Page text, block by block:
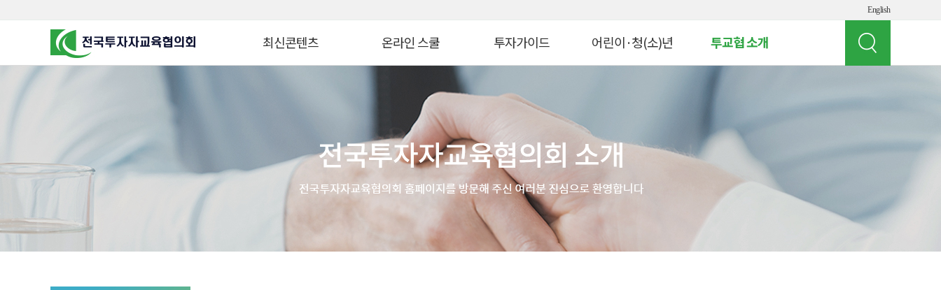
English
알고 투자하면
KOREA COUNCIL FOR
INVESTOR EDUCATION
최신콘텐츠
금융투자 HOWTO
군장병 금융투자 아카데미
자립준비청년을 위한 든든한 금융!
온라인 스쿨
ETF 스쿨
생애자산관리스쿨
시니어 디지털 금융스쿨
투자가이드
생애자산관리
펀드투자
연금관리
세제&절세
투자 Tip
어린이·청(소)년
모의투자게임 체험
투교협 소개
주요 사업
오시는 길
공지사항